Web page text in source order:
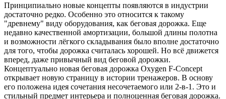
Принципиально новые концепты появляются в индустрии
достаточно редко. Особенно это относится к такому
"древнему" виду оборудования, как беговая дорожка. Еще
недавно качественной амортизации, большой длины полотна
и возможности лёгкого складывания было вполне достаточно
для того, чтобы дорожка считалась хорошей. Но всё движется
вперед, даже привычный вид беговой дорожки.
Концептуально новая беговая дорожка Oxygen F-Concept
открывает новую страницу в истории тренажеров. В основу
его положена идея сочетания несочетаемого или 2-в-1. Это и
стильный предмет интерьера и полноценная беговая дорожка.